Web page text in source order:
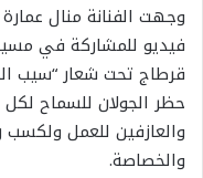
وجهت الفنانة منال
فيديو للمشاركة في
قرطاج تحت شعار “سيب
حظر الجولان للسماح لكل
والعازفين للعمل ولكسب
والخصاصة.